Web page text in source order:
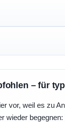
– für
vor, weil es zu
wieder